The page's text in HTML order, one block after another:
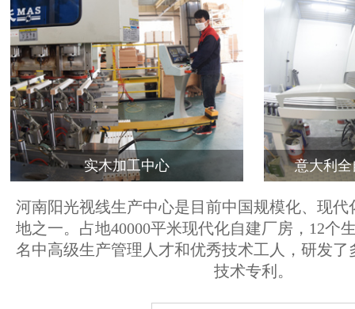
实木加工中心 意大利
河南阳光视线生产中心是目前中国规模化、现代
地之一。占地40000平米现代化自建厂房，12个
名中高级生产管理人才和优秀技术工人，研发了
技术专利。